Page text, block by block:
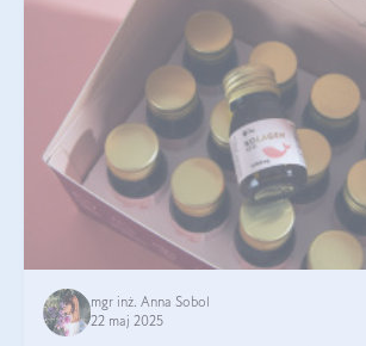
mgr inż. Anna Sobol
22 maj 2025